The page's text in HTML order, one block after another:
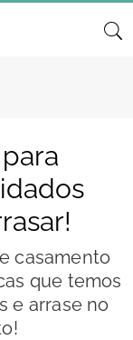
casamento
que temos
e arrase no